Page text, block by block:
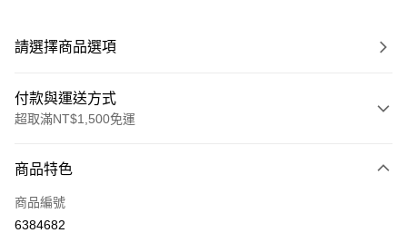
請選擇商品選項
付款與運送方式
超取滿NT$1,500免運
信用卡一次付款
超商取貨付款
商品特色
商品編號
6384682